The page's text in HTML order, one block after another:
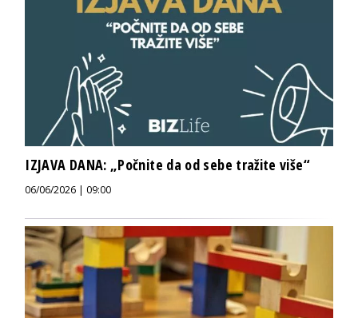
IZJAVA DANA: „Počnite da od sebe tražite više“
06/06/2026 | 09:00